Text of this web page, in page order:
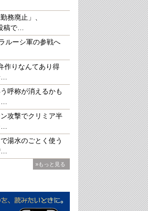
務廃止」、
稿で…
ルーシ軍の参戦へ
作りなんてあり得
呼称が消えるかも
攻撃でクリミア半
湯水のごとく使う
»もっと見る